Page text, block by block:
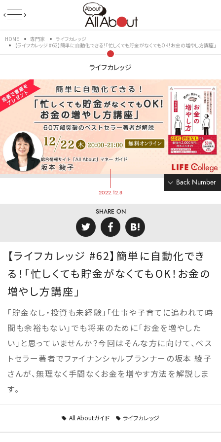
HOME 専門家
ライフカレッジ
【ライフカレッジ #62】簡単に自動化できる！「忙しくても貯金がなくてもOK！お金の増やし方講座」
ライフカレッジ
Back Number
2022.12.8
SHARE ON
【ライフカレッジ #62】簡単に自動化でき
る！「忙しくても貯金がなくてもOK！お金の
増やし方講座」
「貯金なし・投資も未経験」「仕事や子育てに追われて時
間も余裕もない」でも将来のために「お金を増やした
い」と思っていませんか？今回はそんな方に向けて、ベス
トセラー著者でファイナンシャルプランナーの坂本 綾子
さんが、無理なく手間なくお金を増やす方法を解説しま
す。
All Aboutガイド ライフカレッジ